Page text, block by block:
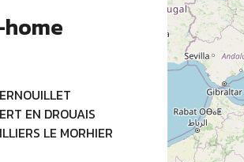
EN DROUAIS
LE MORHIER